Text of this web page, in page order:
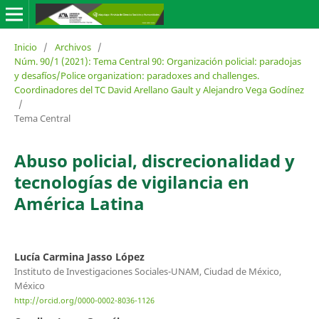
Inicio / Archivos /
Núm. 90/1 (2021): Tema Central 90: Organización policial: paradojas
y desafíos/Police organization: paradoxes and challenges.
Coordinadores del TC David Arellano Gault y Alejandro Vega Godínez
/
Tema Central
Abuso policial, discrecionalidad y
tecnologías de vigilancia en
América Latina
Lucía Carmina Jasso López
Instituto de Investigaciones Sociales-UNAM, Ciudad de México,
México
http://orcid.org/0000-0002-8036-1126